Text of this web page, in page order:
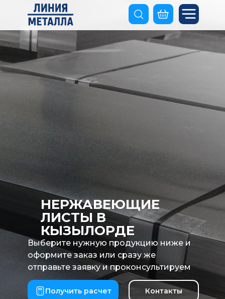
НЕРЖАВЕЮЩИЕ
ЛИСТЫ В
КЫЗЫЛОРДЕ
Выберите нужную продукцию ниже и
оформите заказ или сразу же
отправьте заявку и проконсультируем
Получить расчет Контакты